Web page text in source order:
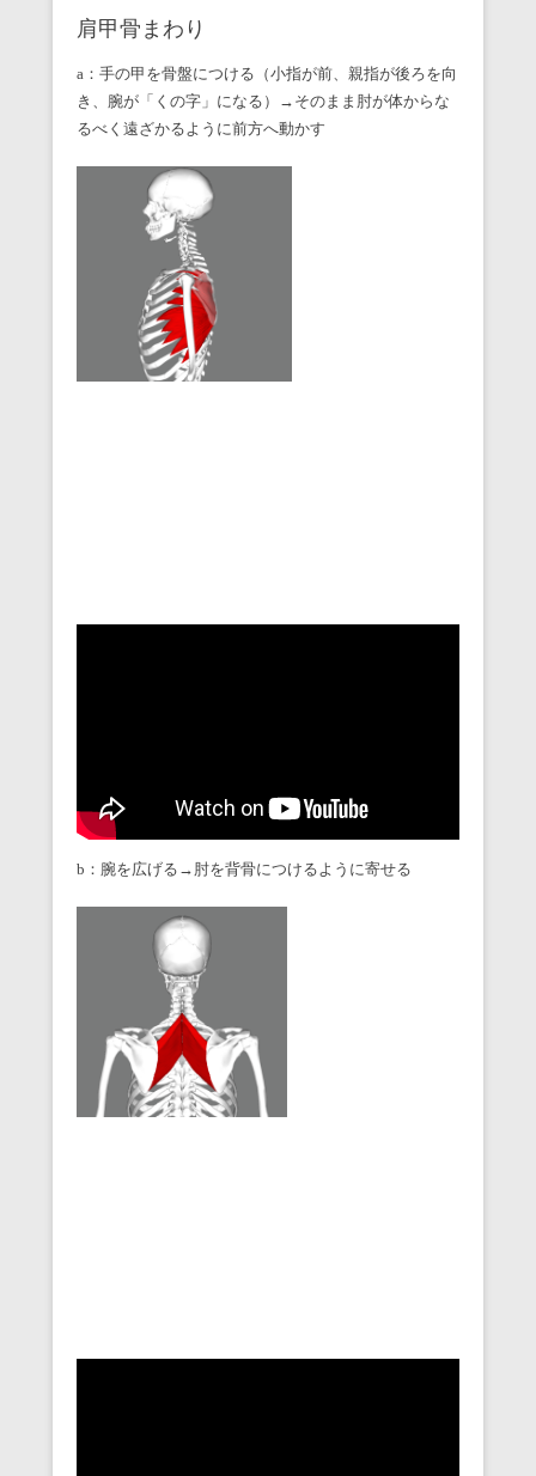
肩甲骨まわり
a：手の甲を骨盤につける（小指が前、親指が後ろを向
き、腕が「くの字」になる）→そのまま肘が体からな
るべく遠ざかるように前方へ動かす
b：腕を広げる→肘を背骨につけるように寄せる